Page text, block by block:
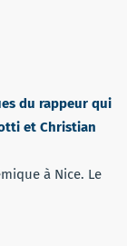
du rappeur qui
et Christian
à Nice. Le